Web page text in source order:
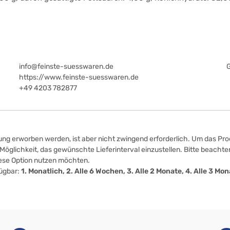
info@feinste-suesswaren.de
https://www.feinste-suesswaren.de
+49 4203 782877
erworben werden, ist aber nicht zwingend erforderlich. Um das
das gewünschte Lieferinterval einzustellen. Bitte
Option nutzen möchten.
1. Monatlich, 2. Alle 6 Wochen, 3. Alle 2 Monate, 4. Alle 3